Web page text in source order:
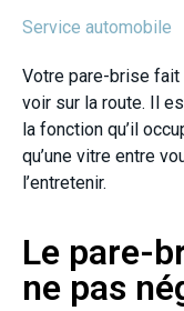
Service automobile
Votre pare-brise
voir sur la route. Il
la fonction qu’il
qu’une vitre entre
l’entretenir.
Le pare-
ne pas